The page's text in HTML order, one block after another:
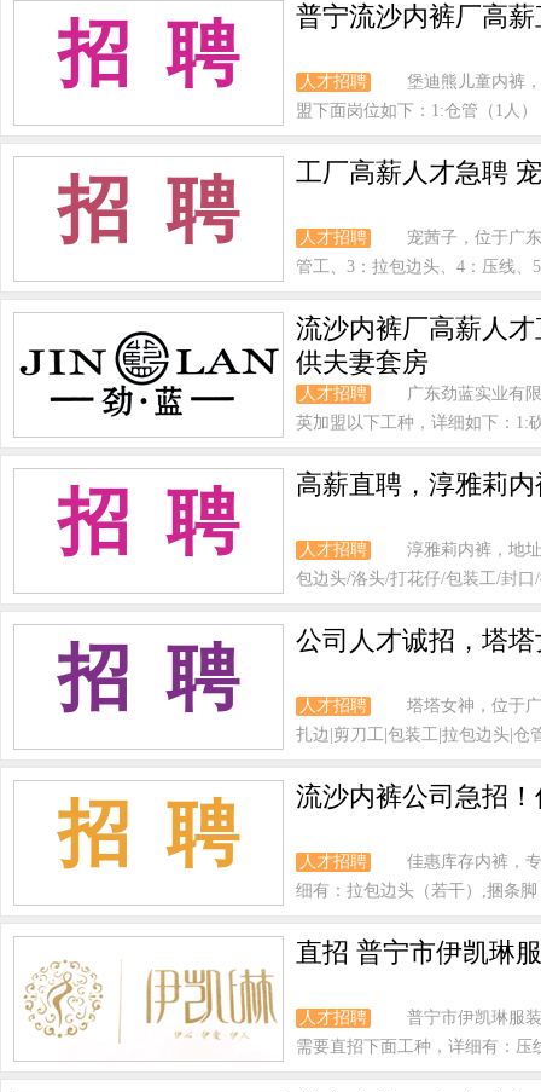
招 聘 普宁流沙内裤厂高
人才招聘
堡迪熊儿童内裤
盟下面岗位如下：1:仓管（1人
招 聘 工厂高薪人才急聘
人才招聘
宠茜子，位于广
管工、3：拉包边头、4：压线、
流沙内裤厂高薪人
供夫妻套房
人才招聘
广东劲蓝实业有
英加盟以下工种，详细如下：1:
招 聘 高薪直聘，淳雅莉
人才招聘
淳雅莉内裤，地
包边头/洛头/打花仔/包装工/封
招 聘 公司人才诚招，塔
人才招聘
塔塔女神，位于
扎边|剪刀工|包装工|拉包边头|仓
招 聘 流沙内裤公司急招
人才招聘
佳惠库存内裤，
细有：拉包边头（若干）,捆条
直招 普宁市伊凯琳
人才招聘
普宁市伊凯琳服
需要直招下面工种，详细有：压